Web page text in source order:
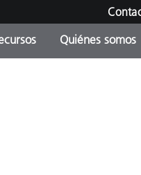
Quiénes somos